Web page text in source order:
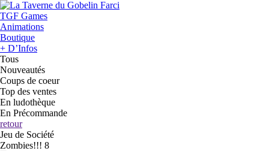
TGF Games
Animations
Boutique
+ D’Infos
Tous
Nouveautés
Coups de coeur
Top des ventes
En ludothèque
En Précommande
retour
Jeu de Société
Zombies!!! 8